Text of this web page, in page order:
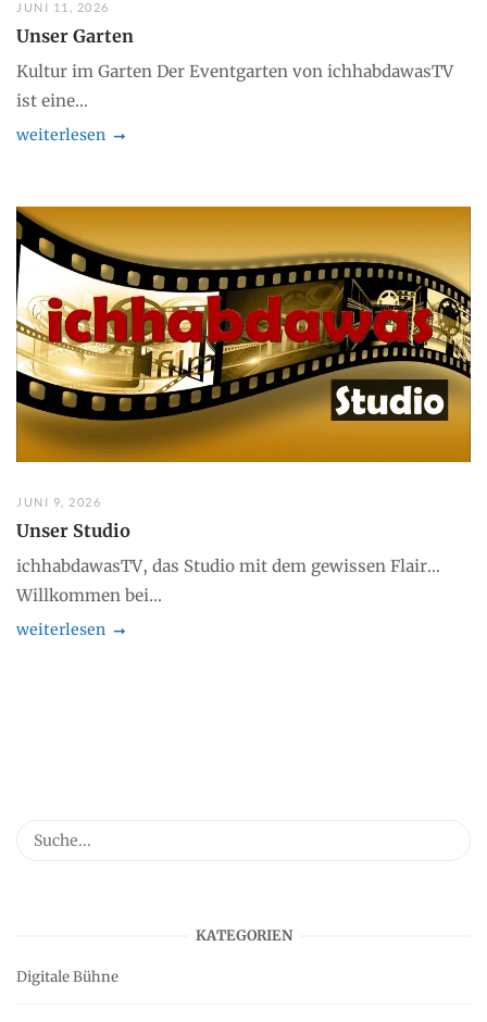
JUNI 11, 2026
Unser Garten
Kultur im Garten Der Eventgarten von ichhabdawasTV
ist eine...
weiterlesen
JUNI 9, 2026
Unser Studio
ichhabdawasTV, das Studio mit dem gewissen Flair…
Willkommen bei...
weiterlesen
KATEGORIEN
Digitale Bühne